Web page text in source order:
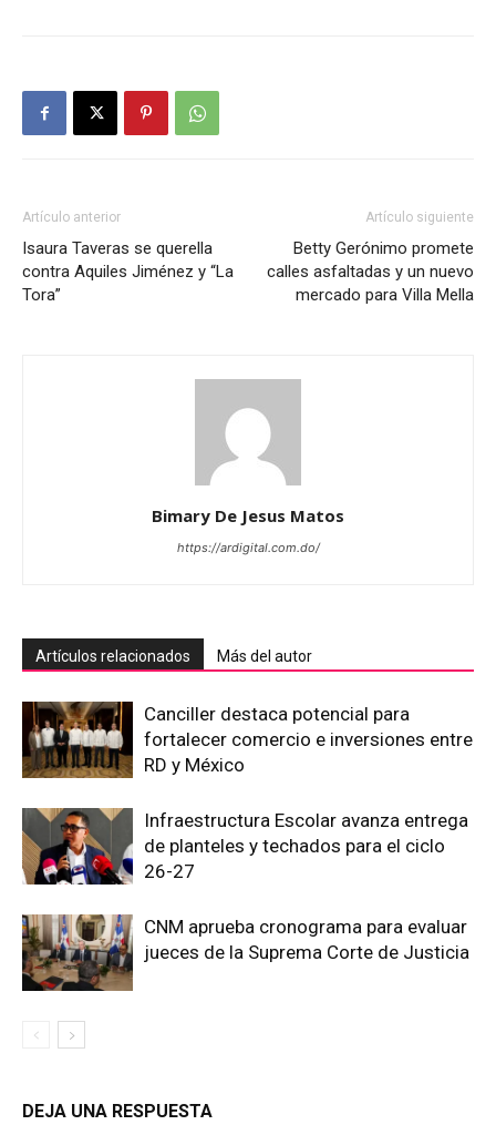
Artículo anterior
Isaura Taveras se querella
contra Aquiles Jiménez y “La
Tora”
Artículo siguiente
Betty Gerónimo promete
calles asfaltadas y un nuevo
mercado para Villa Mella
Bimary De Jesus Matos
https://ardigital.com.do/
Artículos relacionados Más del autor
Canciller destaca potencial para
fortalecer comercio e inversiones entre
RD y México
Infraestructura Escolar avanza entrega
de planteles y techados para el ciclo
26-27
CNM aprueba cronograma para evaluar
jueces de la Suprema Corte de Justicia
DEJA UNA RESPUESTA